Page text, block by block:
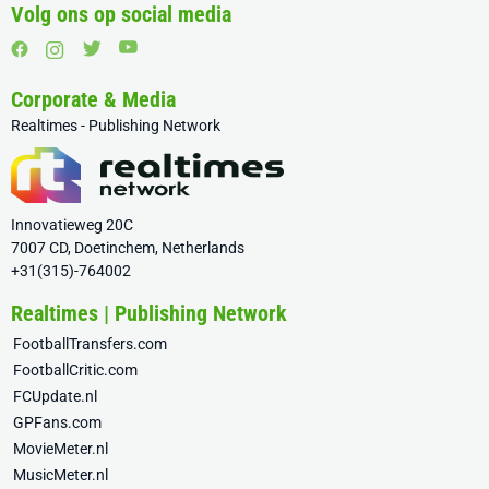
Volg ons op social media
Corporate & Media
Realtimes - Publishing Network
Innovatieweg 20C
7007 CD, Doetinchem, Netherlands
+31(315)-764002
Realtimes | Publishing Network
FootballTransfers.com
FootballCritic.com
FCUpdate.nl
GPFans.com
MovieMeter.nl
MusicMeter.nl